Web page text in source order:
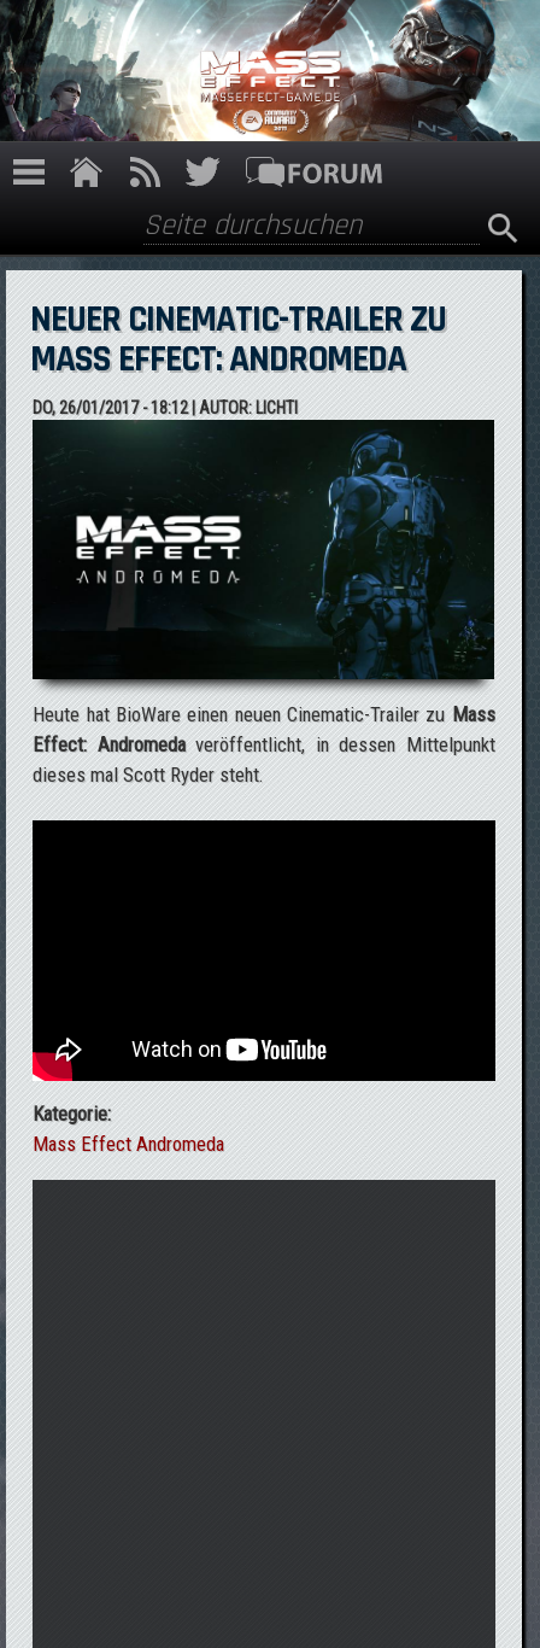
Direkt zum Inhalt
Suchformular
Suche
NEUER CINEMATIC-TRAILER ZU
MASS EFFECT: ANDROMEDA
DO, 26/01/2017 - 18:12| AUTOR:LICHTI
Heute hat BioWare einen neuen Cinematic-Trailer zuMass
Effect: Andromedaveröffentlicht, in dessen Mittelpunkt
dieses mal Scott Ryder steht.
Kategorie:
Mass Effect Andromeda